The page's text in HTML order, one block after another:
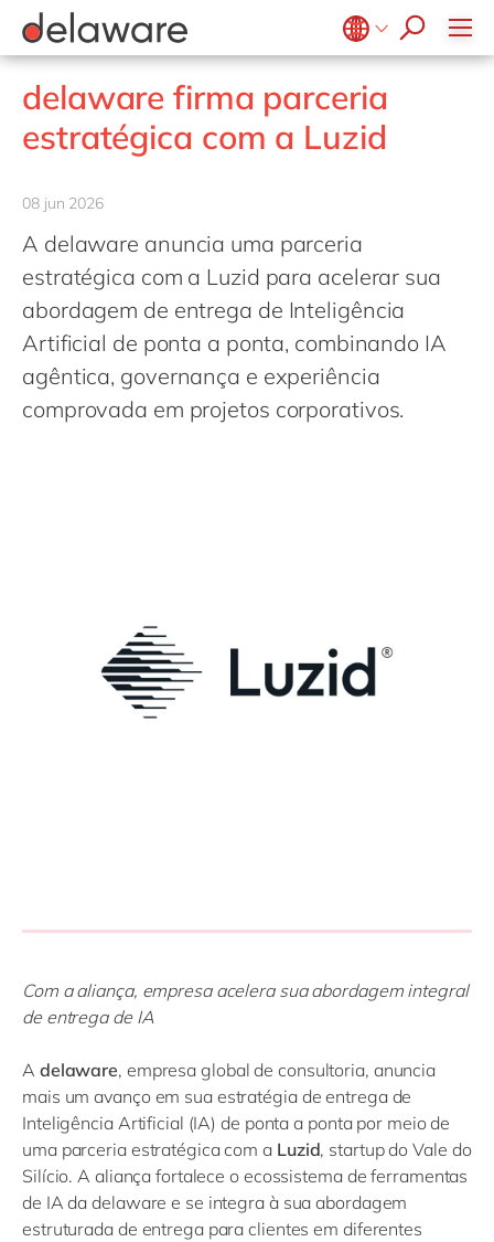
Belgium en
fr
Brazil
China
India
Luxembourg
Malaysia
Morocco
USA & Canada
Diversidade & Inclusão
Responsabilidade Social
delaware firma parceria
estratégica com a Luzid
08 jun 2026
A delaware anuncia uma parceria
estratégica com a Luzid para acelerar sua
abordagem de entrega de Inteligência
Artificial de ponta a ponta, combinando IA
agêntica, governança e experiência
comprovada em projetos corporativos.
Com a aliança, empresa acelera sua abordagem integral
de entrega de IA
A delaware, empresa global de consultoria, anuncia
mais um avanço em sua estratégia de entrega de
Inteligência Artificial (IA) de ponta a ponta por meio de
uma parceria estratégica com a Luzid, startup do Vale do
Silício. A aliança fortalece o ecossistema de ferramentas
de IA da delaware e se integra à sua abordagem
estruturada de entrega para clientes em diferentes